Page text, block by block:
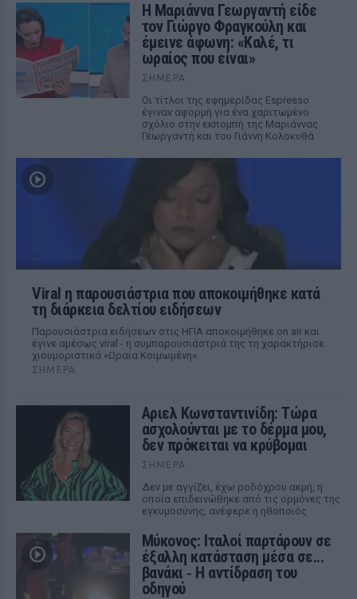
Η Μαριάννα Γεωργαντή είδε
τον Γιώργο Φραγκούλη και
έμεινε άφωνη: «Καλέ, τι
ωραίος που είναι»
ΣΉΜΕΡΑ
Οι τίτλοι της εφημερίδας Espresso
έγιναν αφορμή για ένα χαριτωμένο
σχόλιο στην εκπομπή της Μαριάννας
Γεωργαντή και του Γιάννη Κολοκυθά
Viral η παρουσιάστρια που αποκοιμήθηκε κατά
τη διάρκεια δελτίου ειδήσεων
Παρουσιάστρια ειδήσεων στις ΗΠΑ αποκοιμήθηκε on air και
έγινε αμέσως viral - η συμπαρουσιάστριά της τη χαρακτήρισε
χιουμοριστικά «Ωραία Κοιμωμένη».
ΣΉΜΕΡΑ
Αριελ Κωνσταντινίδη: Τώρα
ασχολούνται με το δέρμα μου,
δεν πρόκειται να κρύβομαι
ΣΉΜΕΡΑ
Δεν με αγγίζει, έχω ροδόχρου ακμή, η
οποία επιδεινώθηκε από τις ορμόνες της
εγκυμοσύνης, ανέφερε η ηθοποιός
Μύκονος: Ιταλοί παρτάρουν σε
έξαλλη κατάσταση μέσα σε...
βανάκι ‑ Η αντίδραση του
οδηγού